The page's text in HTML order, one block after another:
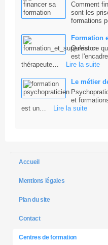
Comment
sont les
formations
Formation
Qu'est ce
est
thérapeute…
Lire la suite
Le métier
et
est un…
Lire la suite
Accueil
Mentions légales
Plan du site
Contact
Centres de formation